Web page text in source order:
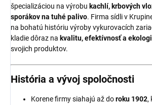
špecializáciou na výrobu kachlí, krbových
sporákov na tuhé palivo. Firma sídli v
na bohatú históriu výroby vykurovacích
kladie dôraz na kvalitu, efektívnosť a
svojich produktov.
História a vývoj spoločnosti
Korene firmy siahajú až doroku 1902,